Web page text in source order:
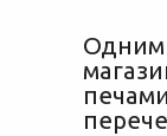
Одним